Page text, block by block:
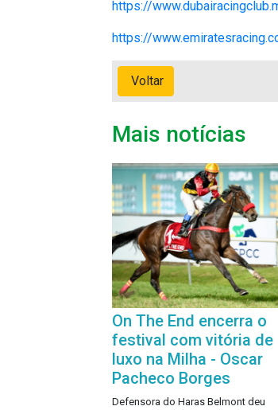
https://
https://
Voltar
Mais notícias
On The End encerra o
festival com vitória de
luxo na Milha - Oscar
Pacheco Borges
Defensora do Haras Belmont deu